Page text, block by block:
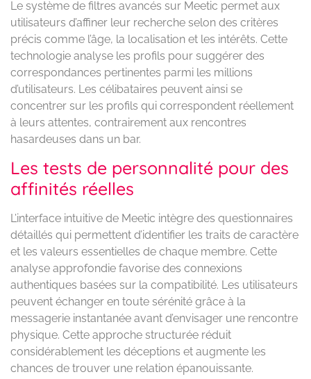
Le système de filtres avancés sur Meetic permet aux
utilisateurs d’affiner leur recherche selon des critères
précis comme l’âge, la localisation et les intérêts. Cette
technologie analyse les profils pour suggérer des
correspondances pertinentes parmi les millions
d’utilisateurs. Les célibataires peuvent ainsi se
concentrer sur les profils qui correspondent réellement
à leurs attentes, contrairement aux rencontres
hasardeuses dans un bar.
Les tests de personnalité pour des
affinités réelles
L’interface intuitive de Meetic intègre des questionnaires
détaillés qui permettent d’identifier les traits de caractère
et les valeurs essentielles de chaque membre. Cette
analyse approfondie favorise des connexions
authentiques basées sur la compatibilité. Les utilisateurs
peuvent échanger en toute sérénité grâce à la
messagerie instantanée avant d’envisager une rencontre
physique. Cette approche structurée réduit
considérablement les déceptions et augmente les
chances de trouver une relation épanouissante.